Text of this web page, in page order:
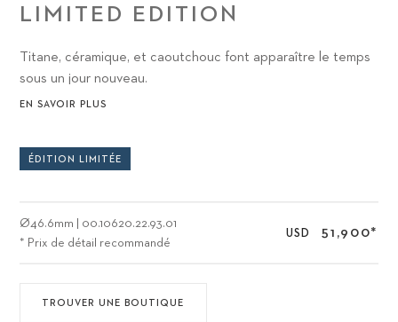
LIMITED EDITION
Titane, céramique, et caoutchouc font apparaître le temps
sous un jour nouveau.
EN SAVOIR PLUS
ÉDITION LIMITÉE
Ø46.6mm
00.10620.22.93.01
* Prix de détail recommandé
USD 51,900*
TROUVER UNE BOUTIQUE